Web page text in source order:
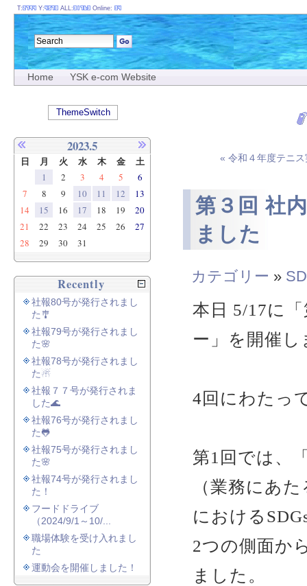
Home YSK e-com Website
« 令和４年度テニ
第３回 社
ました
カテゴリー »
本日 5/17に
ー」を開催し
4回にわたっ
第1回では、
（業務にあ
における
2つの側面か
ました。
T: Y: ALL: Online:
ThemeSwitch
2023.5
日 月 火 水 木 金 土
1 2 3 4 5
6
7
8 9 10 11 12
13
14
15 16 17 18 19
20
21
22 23 24 25 26
27
28
29 30 31
Recently
社報80号が発行されまし
た🎐
社報79号が発行されまし
た🌸
社報78号が発行されまし
た☃
社報７７号が発行されま
した🌊
社報76号が発行されまし
た🐸
社報75号が発行されまし
た🌸
社報74号が発行されまし
た！
フードドライブ
（2024/9/1～10/...
職場体験を受け入れまし
た
運動会を開催しました！